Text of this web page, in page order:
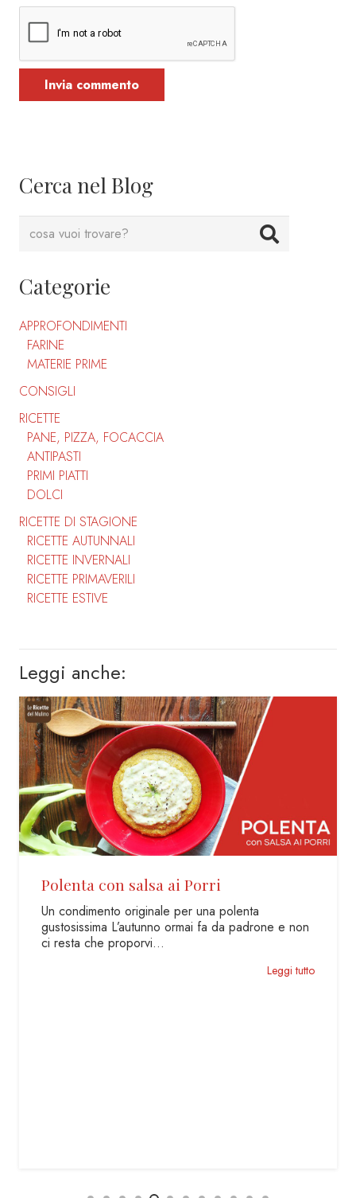
Cerca nel Blog
Categorie
APPROFONDIMENTI
FARINE
MATERIE PRIME
CONSIGLI
RICETTE
PANE, PIZZA, FOCACCIA
ANTIPASTI
PRIMI PIATTI
DOLCI
RICETTE DI STAGIONE
RICETTE AUTUNNALI
RICETTE INVERNALI
RICETTE PRIMAVERILI
RICETTE ESTIVE
Invia commento
Leggi anche:
Polenta con salsa ai Porri
Un condimento originale per una polenta
gustosissima L’autunno ormai fa da padrone e non
ci resta che proporvi…
Leggi tutto